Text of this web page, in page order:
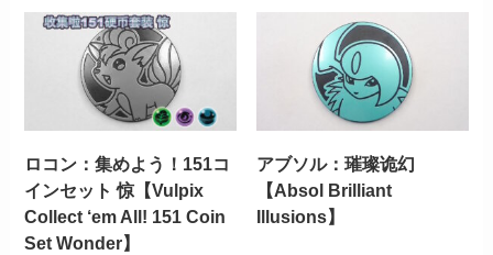
ロコン：集めよう！151コ
インセット 惊【Vulpix
Collect ‘em All! 151 Coin
Set Wonder】
アブソル：璀璨诡幻
【Absol Brilliant
Illusions】